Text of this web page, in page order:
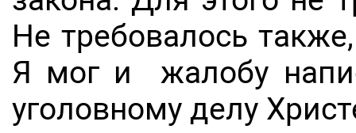
Не требовалось
Я мог и жалобу
уголовному делу